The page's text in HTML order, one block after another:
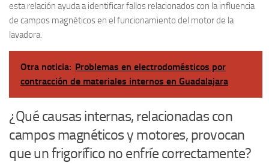
esta relación ayuda a identificar fallos relacionados con la influencia
de campos magnéticos en el funcionamiento del motor de la
lavadora.
Otra noticia: Problemas en electrodomésticos por
contracción de materiales internos en Guadalajara
¿Qué causas internas, relacionadas con
campos magnéticos y motores, provocan
que un frigorífico no enfríe correctamente?